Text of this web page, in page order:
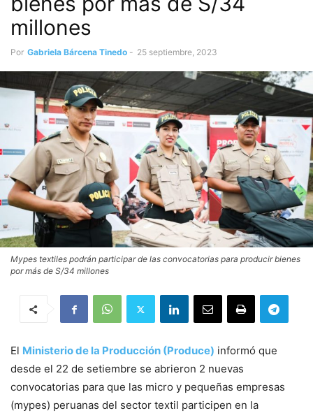
millones
Por Gabriela Bárcena Tinedo - 25 septiembre, 2023
Mypes textiles podrán participar de las convocatorias para producir bienes
por más de S/34 millones
El Ministerio de la Producción (Produce) informó que
desde el 22 de setiembre se abrieron 2 nuevas
convocatorias para que las micro y pequeñas empresas
(mypes) peruanas del sector textil participen en la